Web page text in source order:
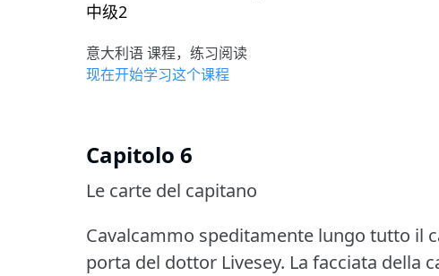
中级2
意大利语 课程，练习阅读
现在开始学习这个课程
Capitolo 6
Le carte del capitano
Cavalcammo speditamente lungo tutto il
porta del dottor Livesey. La facciata della